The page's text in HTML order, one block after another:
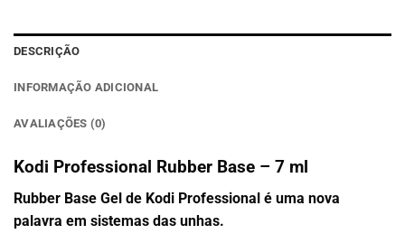
DESCRIÇÃO
INFORMAÇÃO ADICIONAL
AVALIAÇÕES (0)
Kodi Professional Rubber Base – 7 ml
Rubber Base Gel de Kodi Professional é uma nova
palavra em sistemas das unhas.